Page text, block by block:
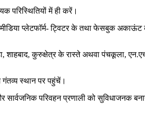
परिस्थितियों में ही करें।
मीडिया प्लेटफॉर्म- ट्विटर के तथा फेसबुक
शाहबाद, कुरुक्षेत्र के रास्ते अथवा पंचकूला,
गंतव्य स्थान पर पहुंचें।
परिवहन प्रणाली को सुविधाजनक